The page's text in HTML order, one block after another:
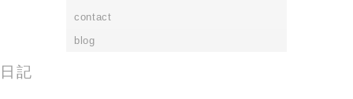
contact
blog
日記